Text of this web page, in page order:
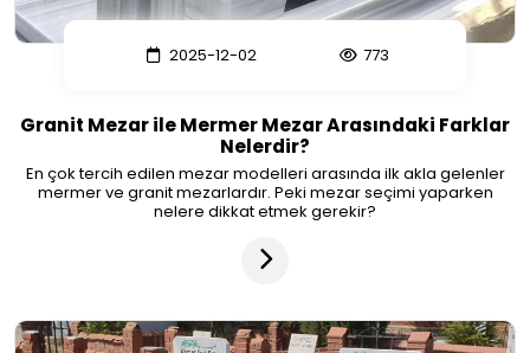
2025-12-02 773
Granit Mezar ile Mermer Mezar Arasındaki Farklar
Nelerdir?
En çok tercih edilen mezar modelleri arasında ilk akla gelenler
mermer ve granit mezarlardır. Peki mezar seçimi yaparken
nelere dikkat etmek gerekir?